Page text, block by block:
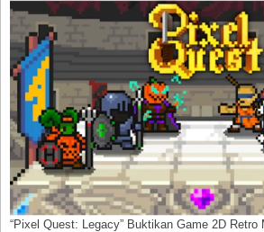
“Pixel Quest: Legacy” Buktikan Game 2D Retro